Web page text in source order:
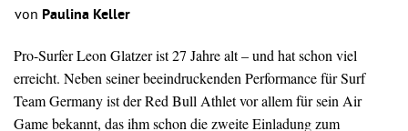
von Paulina Keller
Pro-Surfer Leon Glatzer ist 27 Jahre alt – und hat schon viel
erreicht. Neben seiner beeindruckenden Performance für Surf
Team Germany ist der Red Bull Athlet vor allem für sein Air
Game bekannt, das ihm schon die zweite Einladung zum